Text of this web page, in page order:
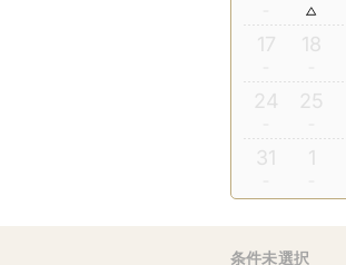
17 18
24 25
31 1
条件未選択